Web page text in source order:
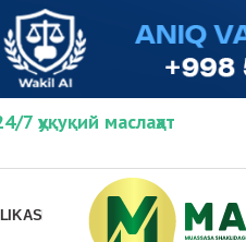
7 ҳуқуқий маслаҳат